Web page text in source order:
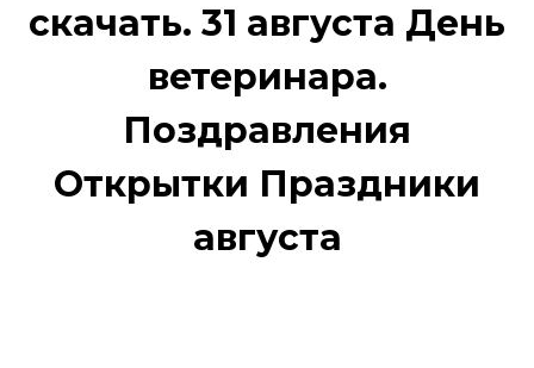
скачать. 31 августа День
ветеринара.
Поздравления
Открытки Праздники
августа